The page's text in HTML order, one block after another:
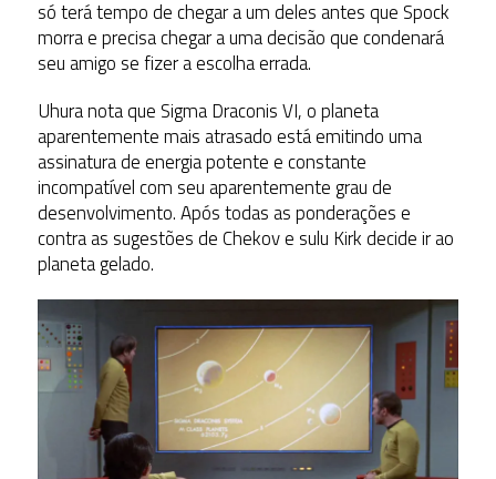
só terá tempo de chegar a um deles antes que Spock
morra e precisa chegar a uma decisão que condenará
seu amigo se fizer a escolha errada.
Uhura nota que Sigma Draconis VI, o planeta
aparentemente mais atrasado está emitindo uma
assinatura de energia potente e constante
incompatível com seu aparentemente grau de
desenvolvimento. Após todas as ponderações e
contra as sugestões de Chekov e sulu Kirk decide ir ao
planeta gelado.